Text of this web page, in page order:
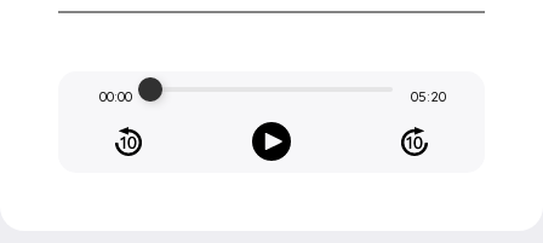
00:00 05:20